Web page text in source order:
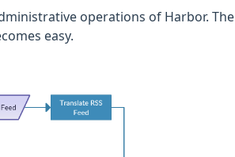
operations of Harbor. The
easy.